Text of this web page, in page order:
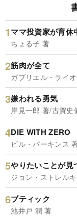
ママ投資家が育休
ちょる子 著
筋肉が全て
ガブリエル・ライ
嫌われる勇気
岸見一郎 著/古賀史
DIE WITH ZERO
ビル・パーキンス
やりたいことが見
ジョン・ストレル
ブティック
池井戸 潤 著